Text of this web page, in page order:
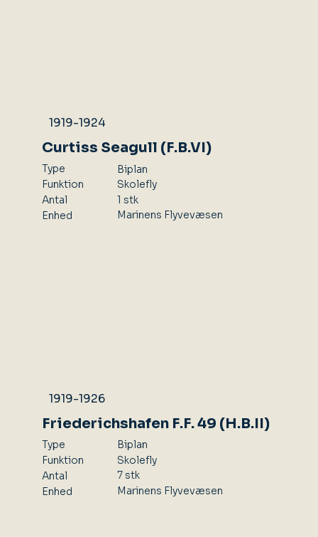
1919-1924
Curtiss Seagull (F.B.VI)
Type
Funktion
Antal
Enhed
Biplan
Skolefly
1 stk
Marinens Flyvevæsen
1919-1926
Friederichshafen F.F. 49 (H.B.II)
Type
Funktion
Antal
Enhed
Biplan
Skolefly
7 stk
Marinens Flyvevæsen